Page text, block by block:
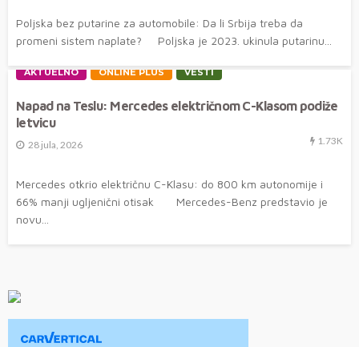
Poljska bez putarine za automobile: Da li Srbija treba da
promeni sistem naplate? Poljska je 2023. ukinula putarinu...
AKTUELNO ONLINE PLUS VESTI
Napad na Teslu: Mercedes električnom C-Klasom podiže
letvicu
28 jula, 2026 1.73K
Mercedes otkrio električnu C-Klasu: do 800 km autonomije i
66% manji ugljenični otisak Mercedes-Benz predstavio je
novu...